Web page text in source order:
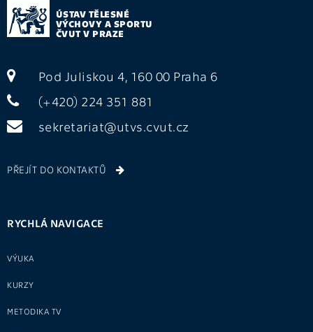
ÚSTAV TĚLESNÉ
VÝCHOVY A SPORTU
ČVUT V PRAZE
Pod Juliskou 4, 160 00 Praha 6
(+420) 224 351 881
sekretariat@utvs.cvut.cz
PŘEJÍT DO KONTAKTŮ
RYCHLÁ NAVIGACE
VÝUKA
KURZY
METODIKA TV